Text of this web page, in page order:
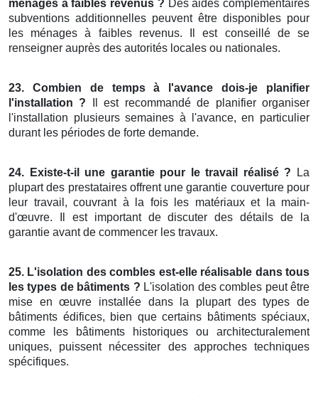
ménages à faibles revenus ? Des aides complémentaires
subventions additionnelles peuvent être disponibles pour
les ménages à faibles revenus. Il est conseillé de se
renseigner auprès des autorités locales ou nationales.
23. Combien de temps à l'avance dois-je planifier
l'installation ? Il est recommandé de planifier organiser
l'installation plusieurs semaines à l'avance, en particulier
durant les périodes de forte demande.
24. Existe-t-il une garantie pour le travail réalisé ? La
plupart des prestataires offrent une garantie couverture pour
leur travail, couvrant à la fois les matériaux et la main-
d'œuvre. Il est important de discuter des détails de la
garantie avant de commencer les travaux.
25. L'isolation des combles est-elle réalisable dans tous
les types de bâtiments ? L'isolation des combles peut être
mise en œuvre installée dans la plupart des types de
bâtiments édifices, bien que certains bâtiments spéciaux,
comme les bâtiments historiques ou architecturalement
uniques, puissent nécessiter des approches techniques
spécifiques.